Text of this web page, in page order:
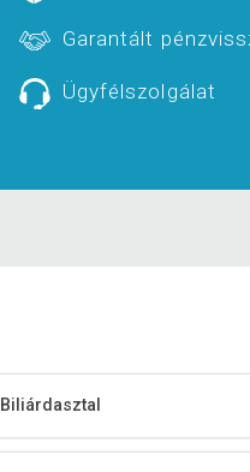
Garantált
Ügyfélszolgálat
Biliárdasztal